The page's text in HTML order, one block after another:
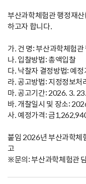
부산과학체험관 행정재
하고자 합니다.
가. 건 명: 부산과학체험
나. 입찰방법: 총액입찰
다. 낙찰자 결정방법: 예
라. 공고방법: 지정정보
마. 공고기간: 2026. 3.
바. 개찰일시 및 장소:
사. 예정가격: 금
붙임 2026년 부산과학체
고
※문의: 부산과학체험